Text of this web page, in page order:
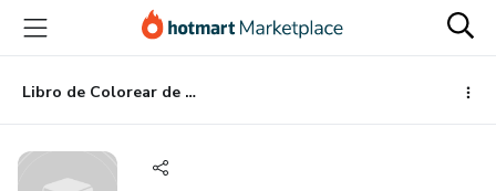
principal
página
de
página
Libro de Colorear de Dinosaurios: Viaje Prehistórico para Niños